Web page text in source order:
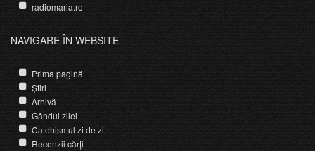
radiomaria.ro
NAVIGARE ÎN WEBSITE
Prima pagină
Știri
Arhivă
Gândul zilei
Catehismul zi de zi
Recenzii cărți